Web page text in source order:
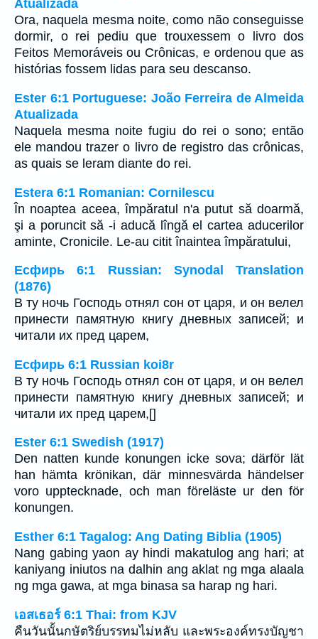
Atualizada
Ora, naquela mesma noite, como não conseguisse
dormir, o rei pediu que trouxessem o livro dos
Feitos Memoráveis ou Crônicas, e ordenou que as
histórias fossem lidas para seu descanso.
Ester 6:1 Portuguese: João Ferreira de Almeida
Atualizada
Naquela mesma noite fugiu do rei o sono; então
ele mandou trazer o livro de registro das crônicas,
as quais se leram diante do rei.
Estera 6:1 Romanian: Cornilescu
În noaptea aceea, împăratul n'a putut să doarmă,
şi a poruncit să -i aducă lîngă el cartea aducerilor
aminte, Cronicile. Le-au citit înaintea împăratului,
Есфирь 6:1 Russian: Synodal Translation
(1876)
В ту ночь Господь отнял сон от царя, и он велел
принести памятную книгу дневных записей; и
читали их пред царем,
Есфирь 6:1 Russian koi8r
В ту ночь Господь отнял сон от царя, и он велел
принести памятную книгу дневных записей; и
читали их пред царем,[]
Ester 6:1 Swedish (1917)
Den natten kunde konungen icke sova; därför lät
han hämta krönikan, där minnesvärda händelser
voro upptecknade, och man föreläste ur den för
konungen.
Esther 6:1 Tagalog: Ang Dating Biblia (1905)
Nang gabing yaon ay hindi makatulog ang hari; at
kaniyang iniutos na dalhin ang aklat ng mga alaala
ng mga gawa, at mga binasa sa harap ng hari.
เอสเธอร์ 6:1 Thai: from KJV
คืนวันนั้นกษัตริย์บรรทมไม่หลับ และพระองค์ทรงบัญชา